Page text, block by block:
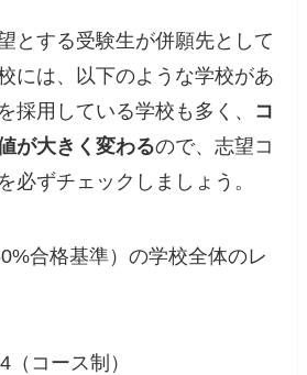
とする受験生が併願先として
には、以下のような学校があ
採用している学校も多く、 コ
が大きく変わるので、志望コ
必ずチェックしましょう。
合格基準）の学校全体のレ
（コース制）